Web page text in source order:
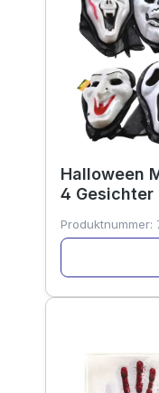
Halloween
4 Gesichter
Produktnummer: